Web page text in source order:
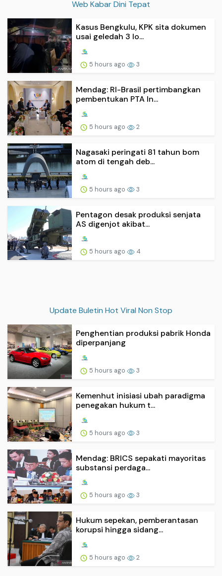
Web Kabar Dini Tepat
Kasus Bengkulu, KPK sita dokumen
usai geledah 3 lo...
5 hours ago 3
Mendag: RI-Brasil pertimbangkan
pembentukan PTA In...
5 hours ago 2
Nagasaki peringati 81 tahun bom
atom di tengah deb...
5 hours ago 3
Pentagon desak produksi senjata
AS digenjot akibat...
5 hours ago 4
Update Buletin Hot Viral Non Stop
Penghentian produksi pabrik Honda
diperpanjang
5 hours ago 3
Kemenhut inisiasi ubah paradigma
penegakan hukum t...
5 hours ago 3
Mendag: BRICS sepakati mayoritas
substansi perdaga...
5 hours ago 3
Hukum sepekan, pemberantasan
korupsi hingga sidang...
5 hours ago 2